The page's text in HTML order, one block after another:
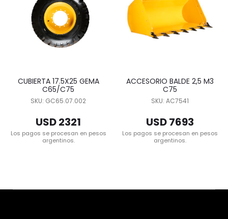
CUBIERTA 17.5X25 GEMA
C65/C75
SKU: GC65.07.002
USD 2321
Los pagos se procesan en pesos
argentinos.
ACCESORIO BALDE 2,5 M3
C75
SKU: AC7541
USD 7693
Los pagos se procesan en pesos
argentinos.